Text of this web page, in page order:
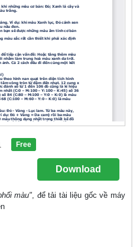
Free
Download
màu", để tải tài liệu gốc về máy